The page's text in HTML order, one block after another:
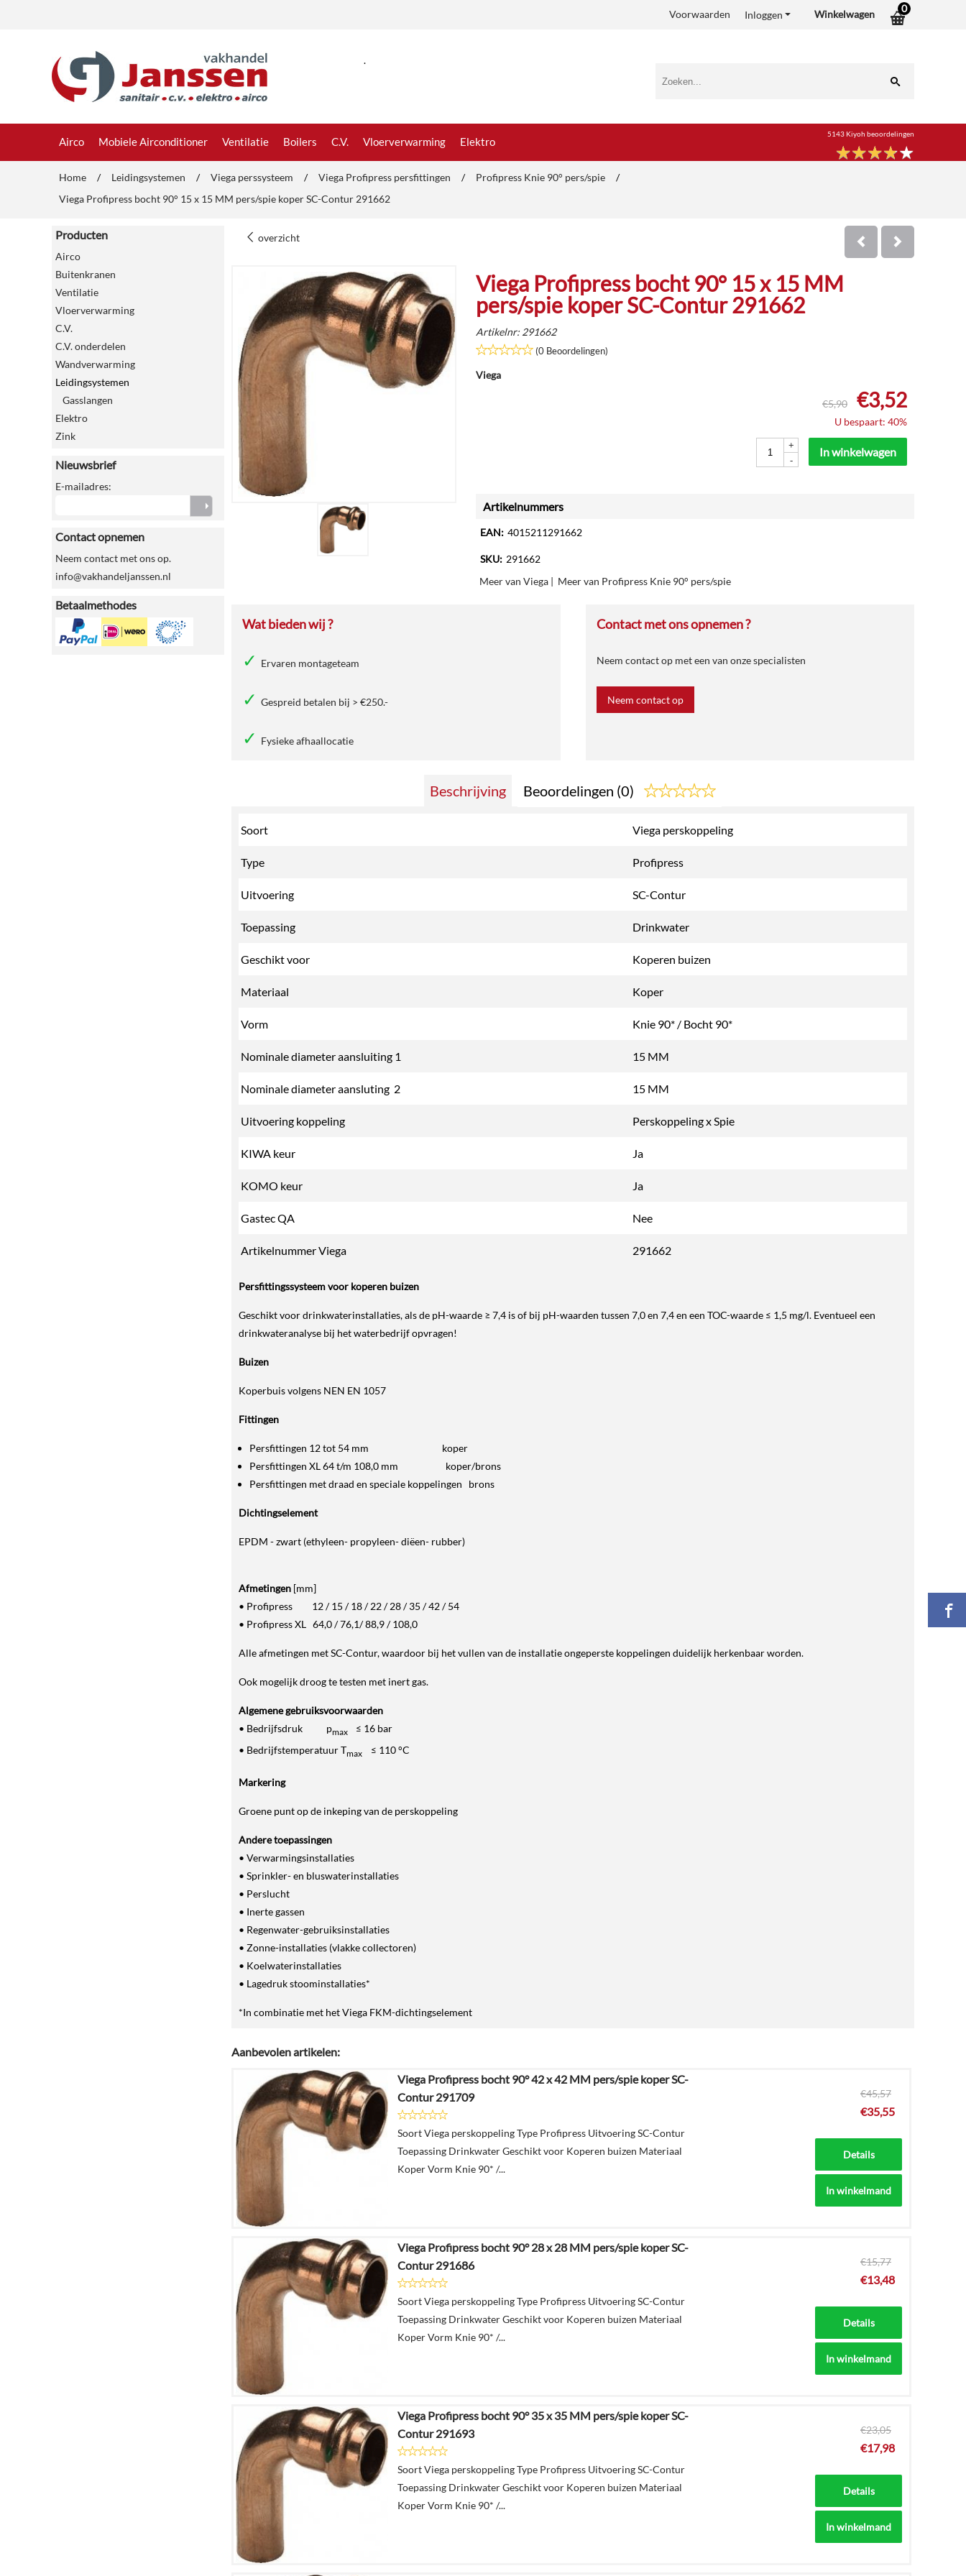
Winkelwagen 0
Inloggen
Voorwaarden
.
Airco Mobiele Airconditioner Ventilatie Boilers C.V. Vloerverwarming Elektro
5143 Kiyoh beoordelingen
★★★★★
★★★★★
Home / Leidingsystemen / Viega perssysteem / Viega Profipress persfittingen / Profipress Knie 90° pers/spie
/
Viega Profipress bocht 90° 15 x 15 MM pers/spie koper SC-Contur 291662
Producten
Airco
Buitenkranen
Ventilatie
Vloerverwarming
C.V.
C.V. onderdelen
Wandverwarming
Leidingsystemen
Gasslangen
Elektro
Zink
Nieuwsbrief
E-mailadres:
Contact opnemen
Neem contact met ons op.
info@vakhandeljanssen.nl
Betaalmethodes
overzicht
Viega Profipress bocht 90° 15 x 15 MM
pers/spie koper SC-Contur 291662
Artikelnr: 291662
(0 Beoordelingen)
Viega
€5,90 €3,52
U bespaart: 40%
+
-
In winkelwagen
Artikelnummers
EAN: 4015211291662
SKU: 291662
Meer van Viega | Meer van Profipress Knie 90° pers/spie
Wat bieden wij ?
Ervaren montageteam
Gespreid betalen bij > €250.-
Fysieke afhaallocatie
Contact met ons opnemen ?
Neem contact op met een van onze specialisten
Neem contact op
Beschrijving Beoordelingen (0)
Soort Viega perskoppeling
Type Profipress
Uitvoering SC-Contur
Toepassing Drinkwater
Geschikt voor Koperen buizen
Materiaal Koper
Vorm Knie 90* / Bocht 90*
Nominale diameter aansluiting 1 15 MM
Nominale diameter aansluting 2 15 MM
Uitvoering koppeling Perskoppeling x Spie
KIWA keur Ja
KOMO keur Ja
Gastec QA Nee
Artikelnummer Viega 291662
Persfittingssysteem voor koperen buizen
Geschikt voor drinkwaterinstallaties, als de pH-waarde ≥ 7,4 is of bij pH-waarden tussen 7,0 en 7,4 en een TOC-waarde ≤ 1,5 mg/l. Eventueel een
drinkwateranalyse bij het waterbedrijf opvragen!
Buizen
Koperbuis volgens NEN EN 1057
Fittingen
Persfittingen 12 tot 54 mm koper
Persfittingen XL 64 t/m 108,0 mm koper/brons
Persfittingen met draad en speciale koppelingen brons
Dichtingselement
EPDM - zwart (ethyleen- propyleen- diëen- rubber)
Afmetingen [mm]
• Profipress 12 / 15 / 18 / 22 / 28 / 35 / 42 / 54
• Profipress XL 64,0 / 76,1/ 88,9 / 108,0
Alle afmetingen met SC-Contur, waardoor bij het vullen van de installatie ongeperste koppelingen duidelijk herkenbaar worden.
Ook mogelijk droog te testen met inert gas.
Algemene gebruiksvoorwaarden
• Bedrijfsdruk pmax
≤ 16 bar
• Bedrijfstemperatuur Tmax ≤ 110 °C
Markering
Groene punt op de inkeping van de perskoppeling
Andere toepassingen
• Verwarmingsinstallaties
• Sprinkler- en bluswaterinstallaties
• Perslucht
• Inerte gassen
• Regenwater-gebruiksinstallaties
• Zonne-installaties (vlakke collectoren)
• Koelwaterinstallaties
• Lagedruk stoominstallaties*
*In combinatie met het Viega FKM-dichtingselement
Aanbevolen artikelen:
Viega Profipress bocht 90° 42 x 42 MM pers/spie koper SC-
Contur 291709
Soort Viega perskoppeling Type Profipress Uitvoering SC-Contur
Toepassing Drinkwater Geschikt voor Koperen buizen Materiaal
Koper Vorm Knie 90* /...
€45,57
€35,55
Details
In winkelmand
Viega Profipress bocht 90° 28 x 28 MM pers/spie koper SC-
Contur 291686
Soort Viega perskoppeling Type Profipress Uitvoering SC-Contur
Toepassing Drinkwater Geschikt voor Koperen buizen Materiaal
Koper Vorm Knie 90* /...
€15,77
€13,48
Details
In winkelmand
Viega Profipress bocht 90° 35 x 35 MM pers/spie koper SC-
Contur 291693
Soort Viega perskoppeling Type Profipress Uitvoering SC-Contur
Toepassing Drinkwater Geschikt voor Koperen buizen Materiaal
Koper Vorm Knie 90* /...
€23,05
€17,98
Details
In winkelmand